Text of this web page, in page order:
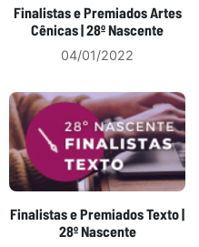
Finalistas e Premiados Artes
Cênicas | 28º Nascente
04/01/2022
Finalistas e Premiados Texto |
28º Nascente